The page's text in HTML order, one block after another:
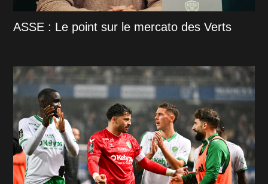
ASSE : Le point sur le mercato des Verts